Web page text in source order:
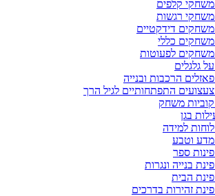
קלפים
רגשות
דידקטיים
כללי
לפעוטות
גלגלים
הרכבות ובנייה
התפתחותיים לגיל הרך
משחק
בגן
למידה
וטבע
ספר
בנייה ונגרות
הבית
זהירות בדרכים